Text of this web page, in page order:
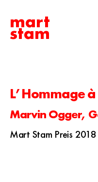
mart
stam
L’Hommage
Marvin Ogger,
Mart Stam Preis 2018